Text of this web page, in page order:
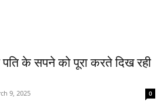
के सपने को पूरा करते दिख रही
9, 2025 0